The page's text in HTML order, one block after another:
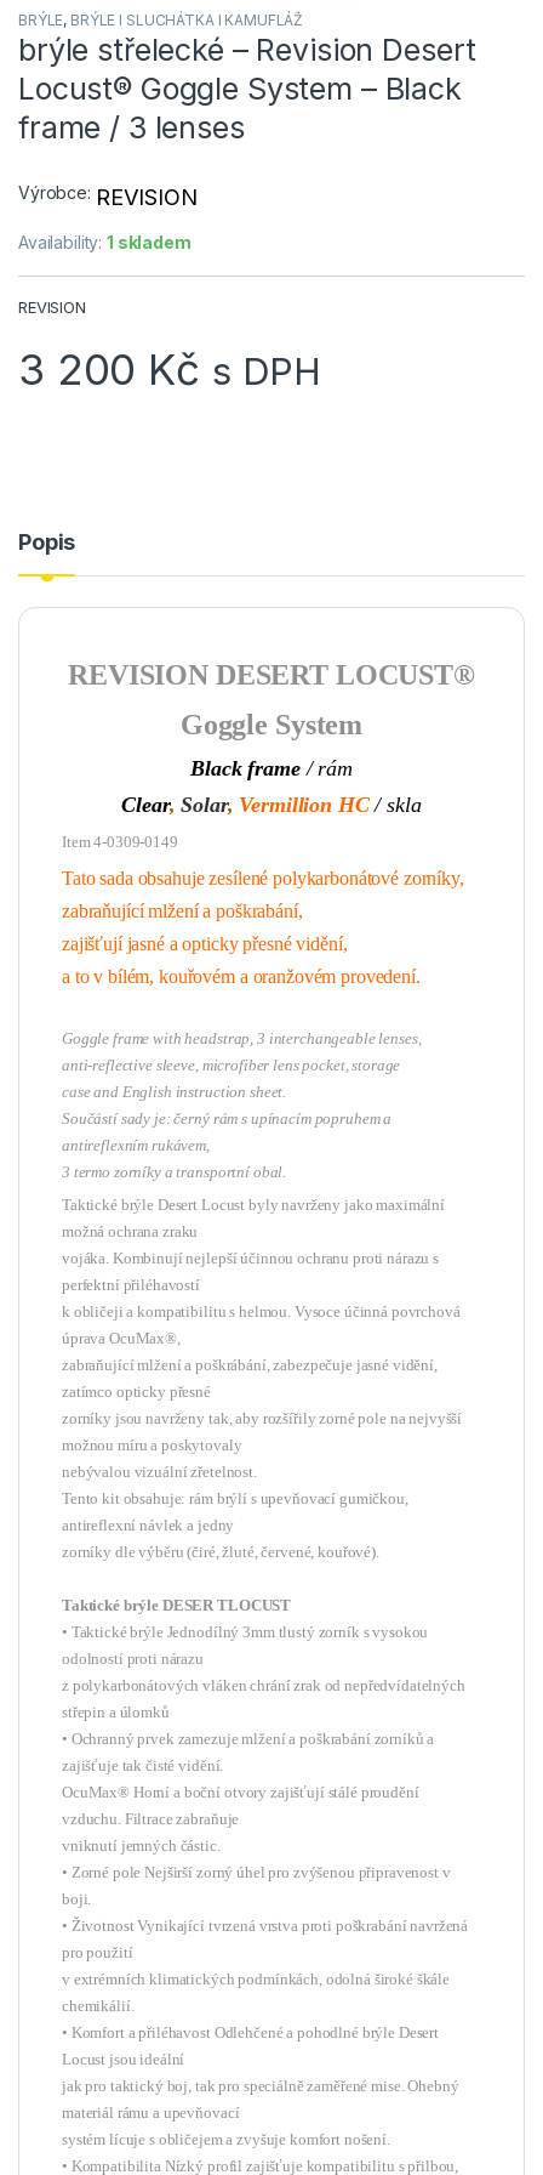
BRÝLE, BRÝLE l SLUCHÁTKA l KAMUFLÁŽ
brýle střelecké – Revision Desert
Locust® Goggle System – Black
frame / 3 lenses
Výrobce: REVISION
Availability:1 skladem
REVISION
3 200 Kč s DPH
Popis
REVISION DESERT LOCUST®
Goggle System
Black frame/ rám
Clear,Solar, Vermillion HC/ skla
Item 4-0309-0149
Tato sada obsahuje zesílené polykarbonátové zorníky,
zabraňující mlžení a poškrabání,
zajišťují jasné a opticky přesné vidění,
a to v bílém, kouřovém a oranžovém provedení.
Goggle frame with headstrap, 3 interchangeable lenses,
anti-reflective sleeve, microfiber lens pocket, storage
case and English instruction sheet.
Součástí sady je: černý rám s upínacím popruhem a
antireflexním rukávem,
3 termo zorníky a transportní obal.
Taktické brýle Desert Locust byly navrženy jako maximální
možná ochrana zraku
vojáka. Kombinují nejlepší účinnou ochranu proti nárazu s
perfektní přiléhavostí
k obličeji a kompatibilitu s helmou. Vysoce účinná povrchová
úprava OcuMax®,
zabraňující mlžení a poškrábání, zabezpečuje jasné vidění,
zatímco opticky přesné
zorníky jsou navrženy tak, aby rozšířily zorné pole na nejvyšší
možnou míru a poskytovaly
nebývalou vizuální zřetelnost.
Tento kit obsahuje: rám brýlí s upevňovací gumičkou,
antireflexní návlek a jedny
zorníky dle výběru (čiré, žluté, červené, kouřové).
Taktické brýle DESER TLOCUST
• Taktické brýle Jednodílný 3mm tlustý zorník s vysokou
odolností proti nárazu
z polykarbonátových vláken chrání zrak od nepředvídatelných
střepin a úlomků
• Ochranný prvek zamezuje mlžení a poškrabání zorníků a
zajišťuje tak čisté vidění.
OcuMax® Horní a boční otvory zajišťují stálé proudění
vzduchu. Filtrace zabraňuje
vniknutí jemných částic.
• Zorné pole Nejširší zorný úhel pro zvýšenou připravenost v
boji.
• Životnost Vynikající tvrzená vrstva proti poškrabání navržená
pro použití
v extrémních klimatických podmínkách, odolná široké škále
chemikálií.
• Komfort a přiléhavost Odlehčené a pohodlné brýle Desert
Locust jsou ideální
jak pro taktický boj, tak pro speciálně zaměřené mise. Ohebný
materiál rámu a upevňovací
systém lícuje s obličejem a zvyšuje komfort nošení.
• Kompatibilita Nízký profil zajišťuje kompatibilitu s přilbou,